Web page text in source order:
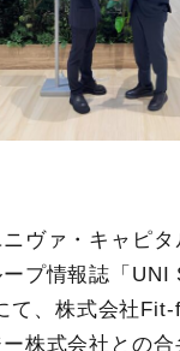
ヴァ・キャピ
プ情報誌「UNI
て、株式会社
ー株式会社との